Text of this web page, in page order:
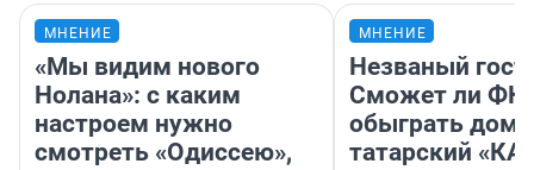
МНЕНИЕ
«Мы видим нового
Нолана»: с каким
настроем нужно
смотреть «Одиссею»,
МНЕНИЕ
Незваный
Сможет ли ФК
обыграть дома
татарский